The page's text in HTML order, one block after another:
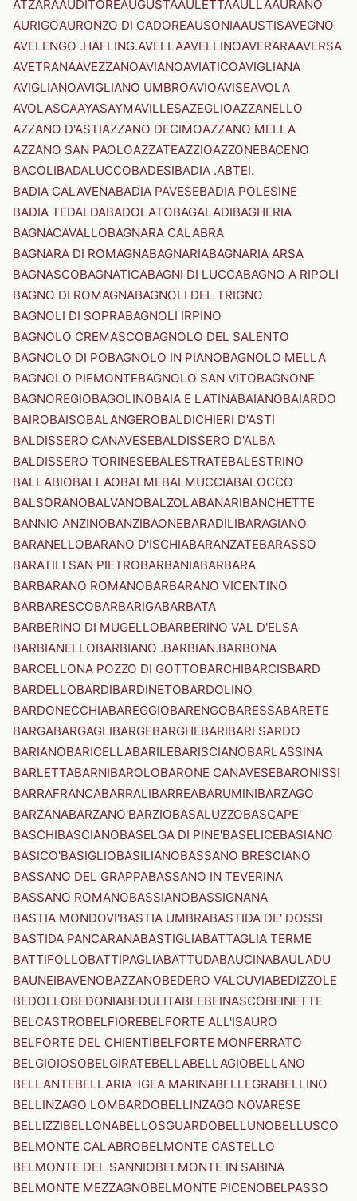
ATZARAAUDITOREAUGUSTAAULETTAAULLAAURANO
AURIGOAURONZO DI CADOREAUSONIAAUSTISAVEGNO
AVELENGO .HAFLING.AVELLAAVELLINOAVERARAAVERSA
AVETRANAAVEZZANOAVIANOAVIATICOAVIGLIANA
AVIGLIANOAVIGLIANO UMBROAVIOAVISEAVOLA
AVOLASCAAYASAYMAVILLESAZEGLIOAZZANELLO
AZZANO D'ASTIAZZANO DECIMOAZZANO MELLA
AZZANO SAN PAOLOAZZATEAZZIOAZZONEBACENO
BACOLIBADALUCCOBADESIBADIA .ABTEI.
BADIA CALAVENABADIA PAVESEBADIA POLESINE
BADIA TEDALDABADOLATOBAGALADIBAGHERIA
BAGNACAVALLOBAGNARA CALABRA
BAGNARA DI ROMAGNABAGNARIABAGNARIA ARSA
BAGNASCOBAGNATICABAGNI DI LUCCABAGNO A RIPOLI
BAGNO DI ROMAGNABAGNOLI DEL TRIGNO
BAGNOLI DI SOPRABAGNOLI IRPINO
BAGNOLO CREMASCOBAGNOLO DEL SALENTO
BAGNOLO DI POBAGNOLO IN PIANOBAGNOLO MELLA
BAGNOLO PIEMONTEBAGNOLO SAN VITOBAGNONE
BAGNOREGIOBAGOLINOBAIA E LATINABAIANOBAIARDO
BAIROBAISOBALANGEROBALDICHIERI D'ASTI
BALDISSERO CANAVESEBALDISSERO D'ALBA
BALDISSERO TORINESEBALESTRATEBALESTRINO
BALLABIOBALLAOBALMEBALMUCCIABALOCCO
BALSORANOBALVANOBALZOLABANARIBANCHETTE
BANNIO ANZINOBANZIBAONEBARADILIBARAGIANO
BARANELLOBARANO D'ISCHIABARANZATEBARASSO
BARATILI SAN PIETROBARBANIABARBARA
BARBARANO ROMANOBARBARANO VICENTINO
BARBARESCOBARBARIGABARBATA
BARBERINO DI MUGELLOBARBERINO VAL D'ELSA
BARBIANELLOBARBIANO .BARBIAN.BARBONA
BARCELLONA POZZO DI GOTTOBARCHIBARCISBARD
BARDELLOBARDIBARDINETOBARDOLINO
BARDONECCHIABAREGGIOBARENGOBARESSABARETE
BARGABARGAGLIBARGEBARGHEBARIBARI SARDO
BARIANOBARICELLABARILEBARISCIANOBARLASSINA
BARLETTABARNIBAROLOBARONE CANAVESEBARONISSI
BARRAFRANCABARRALIBARREABARUMINIBARZAGO
BARZANABARZANO'BARZIOBASALUZZOBASCAPE'
BASCHIBASCIANOBASELGA DI PINE'BASELICEBASIANO
BASICO'BASIGLIOBASILIANOBASSANO BRESCIANO
BASSANO DEL GRAPPABASSANO IN TEVERINA
BASSANO ROMANOBASSIANOBASSIGNANA
BASTIA MONDOVI'BASTIA UMBRABASTIDA DE' DOSSI
BASTIDA PANCARANABASTIGLIABATTAGLIA TERME
BATTIFOLLOBATTIPAGLIABATTUDABAUCINABAULADU
BAUNEIBAVENOBAZZANOBEDERO VALCUVIABEDIZZOLE
BEDOLLOBEDONIABEDULITABEEBEINASCOBEINETTE
BELCASTROBELFIOREBELFORTE ALL'ISAURO
BELFORTE DEL CHIENTIBELFORTE MONFERRATO
BELGIOIOSOBELGIRATEBELLABELLAGIOBELLANO
BELLANTEBELLARIA-IGEA MARINABELLEGRABELLINO
BELLINZAGO LOMBARDOBELLINZAGO NOVARESE
BELLIZZIBELLONABELLOSGUARDOBELLUNOBELLUSCO
BELMONTE CALABROBELMONTE CASTELLO
BELMONTE DEL SANNIOBELMONTE IN SABINA
BELMONTE MEZZAGNOBELMONTE PICENOBELPASSO